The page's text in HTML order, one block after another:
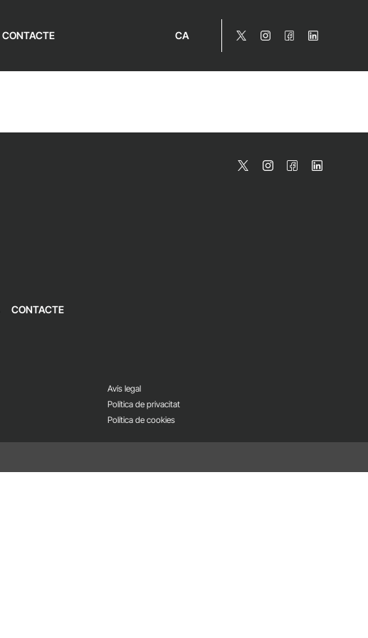
CONTACTE CA
CONTACTE
Avís legal
Política de privacitat
Política de cookies